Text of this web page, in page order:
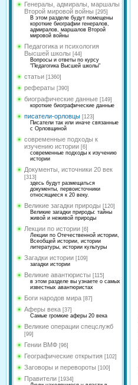
Генералы, адмиралы, маршалы
Второй мировой войны [295]
В этом разделе будут помещены
короткие биографии генералов,
адмиралов, маршалов Второй
мировой войны
Педагогика и психология
Высшей школы [44]
Вопросы и ответы по курсу
"Педагогика Высшей школы"
статьи [1360]
рефераты [390]
биографические данные [149]
короткие биографические данные
писатели-орловцы [123]
Писатели так или иначе связанные
с Орловщиной
современные подходы к
изучению истории [6]
современные подходы к изучению
истории
Документы, источники 20 век
[313]
здесь будут размещаться
документы, первоисточники
относящиеся к 20 веку.
Великие загадки природы [120]
Великие загадки природы: тайны
живой и неживой природы
Лекции по истории [6]
Лекции по Отечественной истории,
Всеобщей истории, истории
литературы, истории культуры
Загадки истории [109]
загадки истории
Великие авантюристы [115]
в этом разделе вы узнаете о самых
известных авантюристах
Боги народов мира [87]
Аферы века [37]
Самые громкие аферы 20 века
Великие операции спецслужб
[99]
Гении ВМФ [96]
Географические открытия [102]
Заговоры и перевороты [100]
Правители [1934]